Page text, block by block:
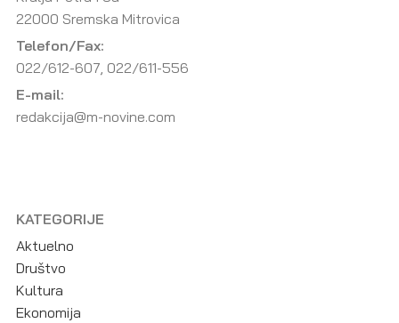
22000 Sremska Mitrovica
Telefon/Fax:
022/612-607, 022/611-556
E-mail:
redakcija@m-novine.com
KATEGORIJE
Aktuelno
Društvo
Kultura
Ekonomija